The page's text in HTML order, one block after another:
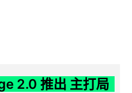
2.0 推出 主打局